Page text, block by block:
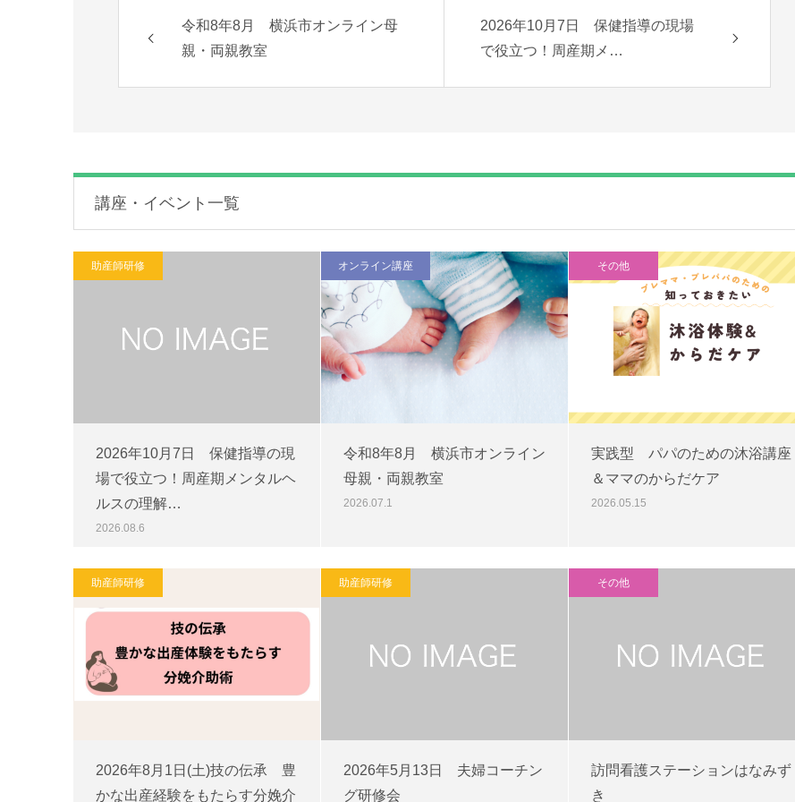
令和8年8月 横浜市オンライン母
親・両親教室
2026年10月7日 保健指導の現場
で役立つ！周産期メ…
講座・イベント一覧
助産師研修
2026年10月7日 保健指導の現
場で役立つ！周産期メンタルヘ
ルスの理解…
2026.08.6
オンライン講座
令和8年8月 横浜市オンライン
母親・両親教室
2026.07.1
その他
実践型 パパのための沐浴講座
＆ママのからだケア
2026.05.15
助産師研修
2026年8月1日(土)技の伝承 豊
かな出産経験をもたらす分娩介
助産師研修
2026年5月13日 夫婦コーチン
グ研修会
その他
訪問看護ステーションはなみず
き